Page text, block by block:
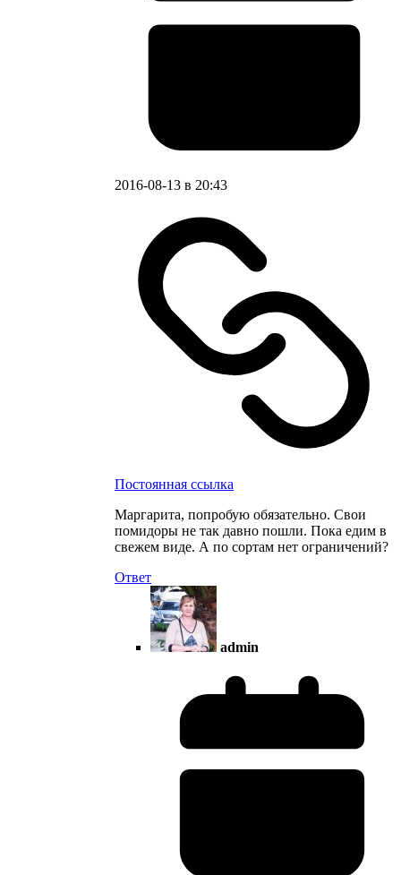
2016-08-13 в 20:43
Постоянная ссылка
Маргарита, попробую обязательно. Свои
помидоры не так давно пошли. Пока едим в
свежем виде. А по сортам нет ограничений?
Ответ
admin